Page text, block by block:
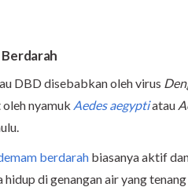
DBD disebabkan oleh virus
nyamuk Aedes aegyptiatau
berdarah biasanya aktif
di genangan air yang